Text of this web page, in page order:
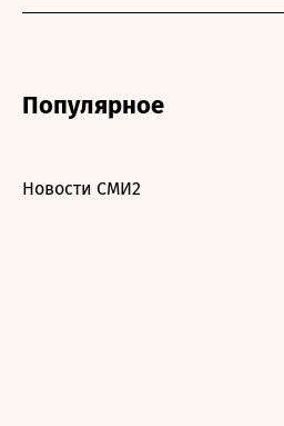
Популярное
Новости СМИ2